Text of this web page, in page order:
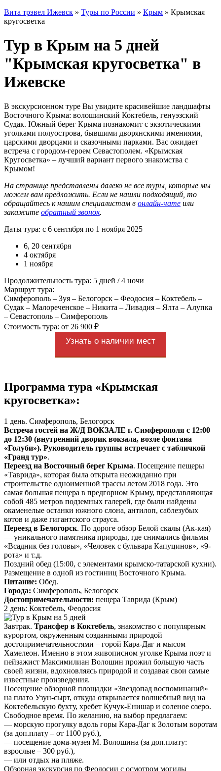
Вита трэвел Ижевск » Туры по России » Крым » Крымская
кругосветка
Тур в Крым на 5 дней
"Крымская кругосветка" в
Ижевске
В экскурсионном туре Вы увидите красивейшие ландшафты
Восточного Крыма: волошинский Коктебель, генуэзский
Судак. Южный берег Крыма познакомит с экзотическими
уголками полуострова, бывшими дворянскими имениями,
царскими дворцами и сказочными парками. Вас ожидает
встреча с городом-героем Севастополем. «Крымская
Кругосветка» – лучший вариант первого знакомства с
Крымом!
На странице представлены далеко не все туры, которые мы
можем вам предложить. Если не нашли подходящий, то
обращайтесь к нашим специалистам в онлайн-чате или
закажите обратный звонок.
Даты тура: с 6 сентября по 1 ноября 2025
6, 20 сентября
4 октября
1 ноября
Продолжительность тура: 5 дней / 4 ночи
Маршрут тура:
Симферополь – Зуя – Белогорск – Феодосия – Коктебель –
Судак – Малореченское – Никита – Ливадия – Ялта – Алупка
– Севастополь – Симферополь
Стоимость тура: от 26 900 ₽
Узнать о наличии мест
Программа тура «Крымская
кругосветка»:
1 день. Симферополь, Белогорск
Встреча гостей на Ж/Д ВОКЗАЛЕ г. Симферополя с 12:00
до 12:30 (внутренний дворик вокзала, возле фонтана
«Голуби»). Руководитель группы встречает с табличкой
«Гранд тур».
Переезд на Восточный берег Крыма. Посещение пещеры
«Таврида», которая была открыта неожиданно при
строительстве одноименной трассы летом 2018 года. Это
самая большая пещера в предгорном Крыму, представляющая
собой 485 метров подземных галерей, где были найдены
окаменелые останки южного слона, антилоп, саблезубых
котов и даже гигантского страуса.
Переезд в Белогорск. По дороге обзор Белой скалы (Ак-кая)
— уникального памятника природы, где снимались фильмы
«Всадник без головы», «Человек с бульвара Капуцинов», «9-
рота» и т.д.
Поздний обед (15:00, с элементами крымско-татарской кухни).
Размещение в одной из гостиниц Восточного Крыма.
Питание: Обед.
Города: Симферополь, Белогорск
Достопримечательности: пещера Таврида (Крым)
2 день: Коктебель, Феодосия
Завтрак. Трансфер в Коктебель, знакомство с популярным
курортом, окруженным созданными природой
достопримечательностями – горой Кара-Даг и мысом
Хамелеон. Именно в этом живописном уголке Крыма поэт и
пейзажист Максимилиан Волошин прожил большую часть
своей жизни, вдохновляясь природой и создавая свои самые
известные произведения.
Посещение обзорной площадки «Звездопад воспоминаний»
на плато Узун-сырт, откуда открывается волшебный вид на
Коктебельскую бухту, хребет Кучук-Енишар и соленое озеро.
Свободное время. По желанию, на выбор предлагаем:
— морскую прогулку вдоль горы Кара-Даг к Золотым воротам
(за доп.плату – от 1100 руб.),
— посещение дома-музея М. Волошина (за доп.плату:
взрослые – 300 руб.),
— или отдых на пляже.
Обзорная экскурсия по Феодосии с осмотром могилы